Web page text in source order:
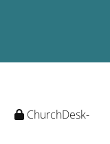
ChurchDesk-